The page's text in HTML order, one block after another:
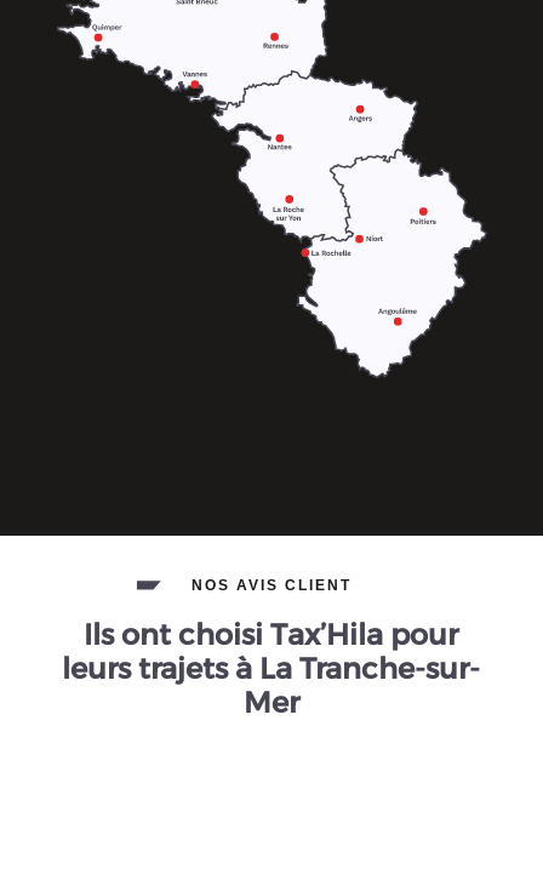
NOS AVIS CLIENT
Ils ont choisi Tax’Hila pour
leurs trajets à La Tranche-sur-
Mer